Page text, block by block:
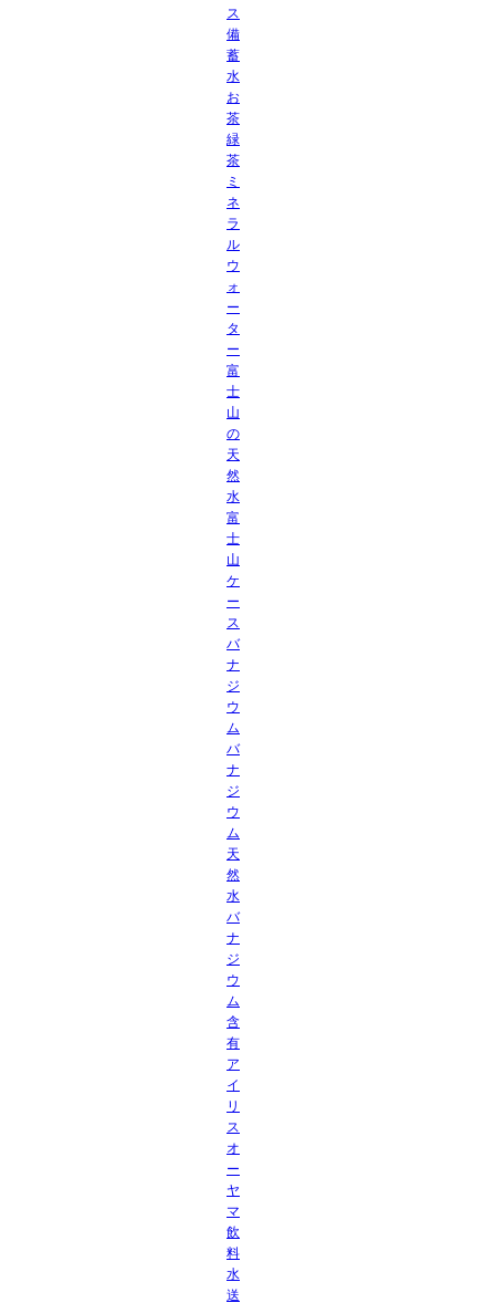
ス
備
蓄
水
お
茶
緑
茶
ミ
ネ
ラ
ル
ウ
ォ
ー
タ
ー
富
士
山
の
天
然
水
富
士
山
ケ
ー
ス
バ
ナ
ジ
ウ
ム
バ
ナ
ジ
ウ
ム
天
然
水
バ
ナ
ジ
ウ
ム
含
有
ア
イ
リ
ス
オ
ー
ヤ
マ
飲
料
水
送